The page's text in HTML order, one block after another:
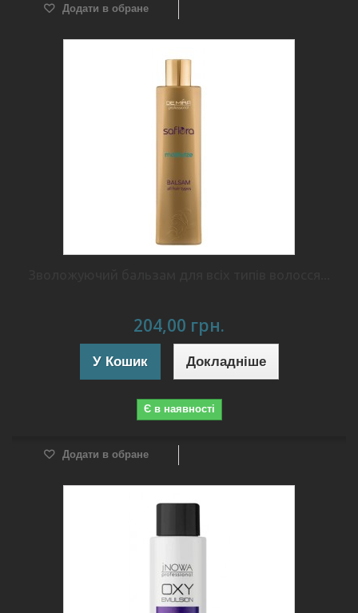
Додати в обране
204,00 грн.
У Кошик Докладніше
Є в наявності
Додати в обране